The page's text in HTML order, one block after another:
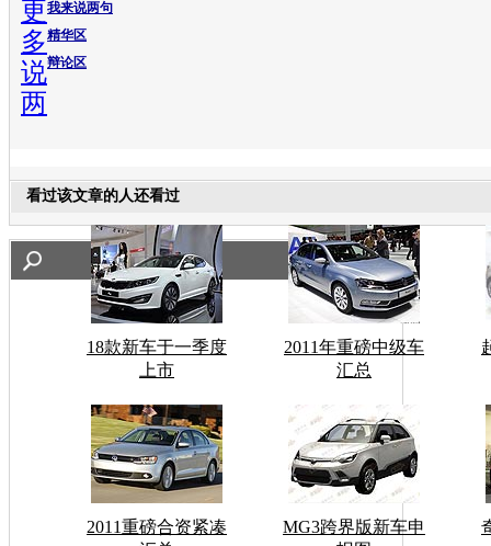
我来说两句
精华区
辩论区
更
多
说
两
看过该文章的人还看过
18款新车于一季度
上市
2011年重磅中级车
汇总
2011重磅合资紧凑
MG3跨界版新车申